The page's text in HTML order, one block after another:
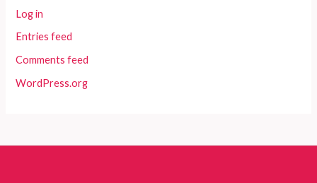
Log in
Entries feed
Comments feed
WordPress.org